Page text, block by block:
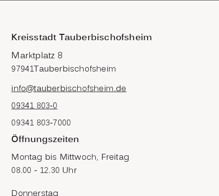
Kreisstadt Tauberbischofsheim
Marktplatz 8
97941Tauberbischofsheim
info@tauberbischofsheim.de
09341 803-0
09341 803-7000
Öffnungszeiten
Montag bis Mittwoch, Freitag
08.00 - 12.30 Uhr